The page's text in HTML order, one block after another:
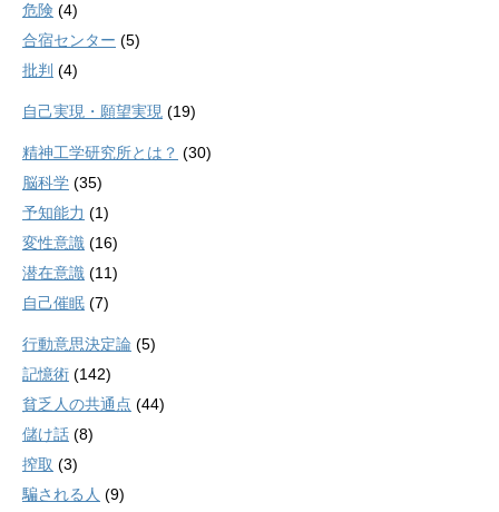
危険 (4)
合宿センター (5)
批判 (4)
自己実現・願望実現 (19)
精神工学研究所とは？ (30)
脳科学 (35)
予知能力 (1)
変性意識 (16)
潜在意識 (11)
自己催眠 (7)
行動意思決定論 (5)
記憶術 (142)
貧乏人の共通点 (44)
儲け話 (8)
搾取 (3)
騙される人 (9)